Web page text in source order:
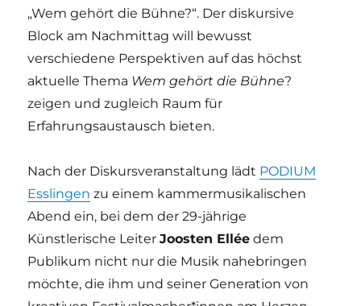
„Wem gehört die Bühne?“. Der diskursive
Block am Nachmittag will bewusst
verschiedene Perspektiven auf das höchst
aktuelle Thema Wem gehört die Bühne?
zeigen und zugleich Raum für
Erfahrungsaustausch bieten.
Nach der Diskursveranstaltung lädt PODIUM
Esslingen zu einem kammermusikalischen
Abend ein, bei dem der 29-jährige
Künstlerische LeiterJoosten Ellée dem
Publikum nicht nur die Musik nahebringen
möchte, die ihm und seiner Generation von